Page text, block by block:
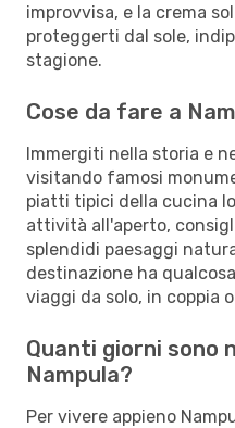
improvvisa, e la crema
proteggerti dal sole,
stagione.
Cose da fare a
Immergiti nella storia e
visitando famosi
piatti tipici della cucina
attività all'aperto,
splendidi paesaggi
destinazione ha
viaggi da solo, in coppia
Quanti giorni sono
Nampula?
Per vivere appieno